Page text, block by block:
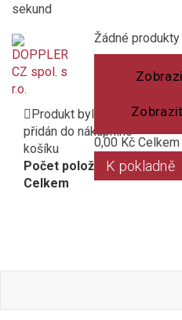
sekund
Košík
(prázdný)
Žádné produkty
0,00 Kč Celkem
K pokladně
Produkt byl úspěšně
přidán do nákupního
košíku
Počet položek:
Celkem